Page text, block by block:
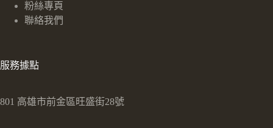
粉絲專頁
聯絡我們
服務據點
801 高雄市前金區旺盛街28號